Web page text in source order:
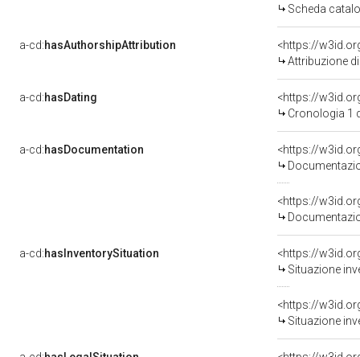
Scheda
a-cd:hasAuthorshipAttribution
Attribuzione
a-cd:hasDating
<https://
Cronologia 1
a-cd:hasDocumentation
a-cd:hasInventorySituation
<https://
Situazione
<https://
Situazione